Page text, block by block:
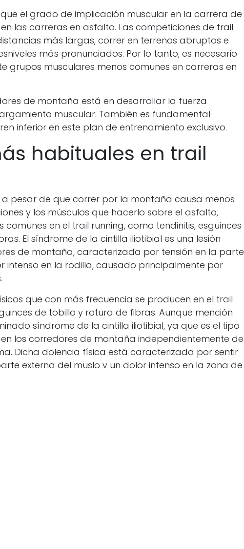
el grado de implicación muscular en la carrera de
las carreras en asfalto. Las competiciones de trail
más largas, correr en terrenos abruptos e
más pronunciados. Por lo tanto, es necesario
grupos musculares menos comunes en carreras en
de montaña está en desarrollar la fuerza
muscular. También es fundamental
inferior en este plan de entrenamiento exclusivo.
habituales en trail
a pesar de que correr por la montaña causa menos
y los músculos que hacerlo sobre el asfalto,
comunes en el trail running, como tendinitis, esguinces
El síndrome de la cintilla iliotibial es una lesión
de montaña, caracterizada por tensión en la parte
intenso en la rodilla, causado principalmente por
que con más frecuencia se producen en el trail
de tobillo y rotura de fibras. Aunque mención
síndrome de la cintilla iliotibial, ya que es el tipo
los corredores de montaña independientemente de
Dicha dolencia física está caracterizada por sentir
externa del muslo y un dolor intenso en la zona de